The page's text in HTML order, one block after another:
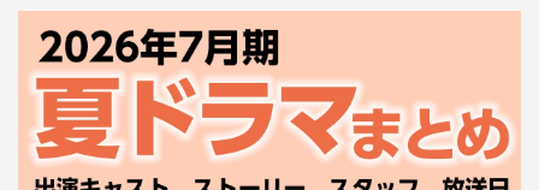
スタジオ出演：ミルクボーイ、植野行雄（デニス）
VTR出演：薄幸（納言）